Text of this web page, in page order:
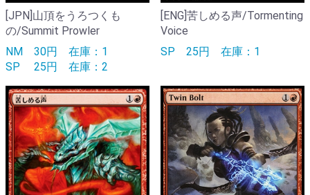
[JPN]山頂をうろつくも
の/Summit Prowler
NM 30円 在庫：1
SP
25円 在庫：2
[ENG]苦しめる声/Tormenting
Voice
SP 25円 在庫：1